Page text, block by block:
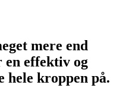
mere end
en effektiv og
hele kroppen på.